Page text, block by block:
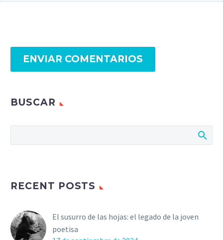
ENVIAR COMENTARIOS
BUSCAR
RECENT POSTS
El susurro de las hojas: el legado de la joven
poetisa